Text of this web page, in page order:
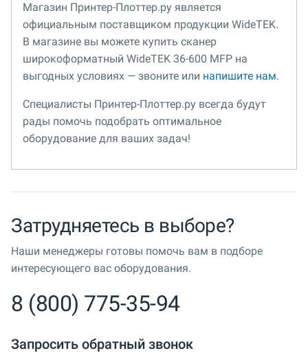
Магазин Принтер-Плоттер.ру является
официальным поставщиком продукции WideTEK.
В магазине вы можете купить сканер
широкоформатный WideTEK 36-600 MFP на
выгодных условиях — звоните или напишите нам.
Специалисты Принтер-Плоттер.ру всегда будут
рады помочь подобрать оптимальное
оборудование для ваших задач!
Затрудняетесь в выборе?
Наши менеджеры готовы помочь вам в подборе
интересующего вас оборудования.
8 (800) 775-35-94
Запросить обратный звонок